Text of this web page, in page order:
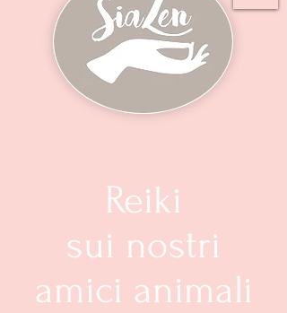
Reiki
sui nostri
amici animali